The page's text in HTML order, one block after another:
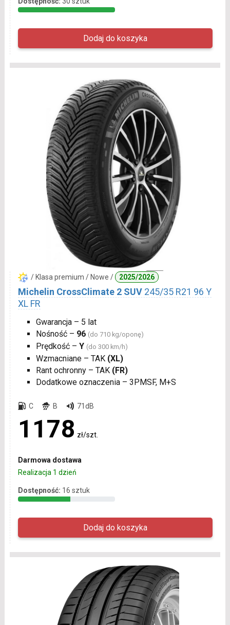
/ Klasa premium / Nowe / 2025/2026
Michelin CrossClimate 2 SUV 245/35 R21 96 Y
XL FR
Gwarancja – 5 lat
Nośność – 96 (do 710 kg/oponę)
Prędkość – Y (do 300 km/h)
Wzmacniane – TAK (XL)
Rant ochronny – TAK (FR)
Dodatkowe oznaczenia – 3PMSF, M+S
C B 71dB
1178 zł/szt.
Darmowa dostawa
Realizacja 1 dzień
Dostępność: 16 sztuk